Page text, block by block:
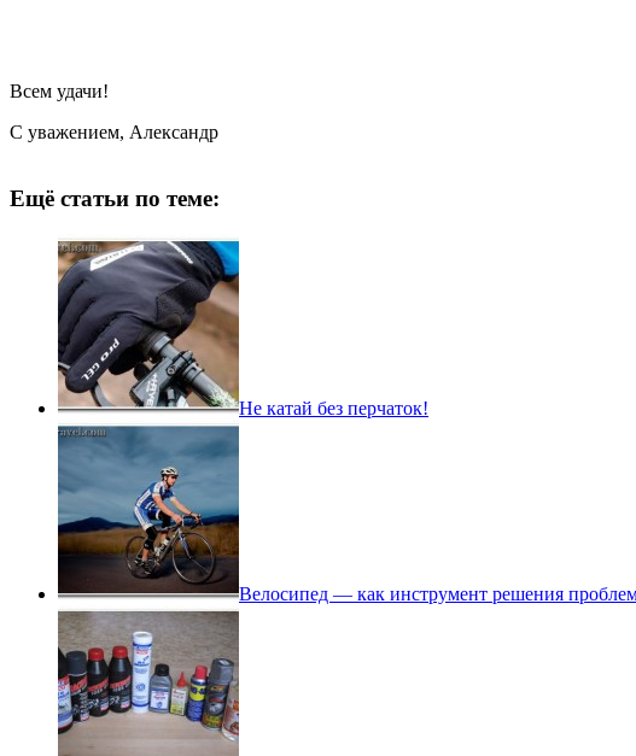
Всем удачи!
С уважением, Александр
Ещё статьи по теме:
Не катай без перчаток!
Велосипед — как инструмент решения